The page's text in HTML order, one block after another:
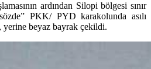
ardından Silopi bölgesi sınır
PKK/ PYD karakolunda asılı
beyaz bayrak çekildi.